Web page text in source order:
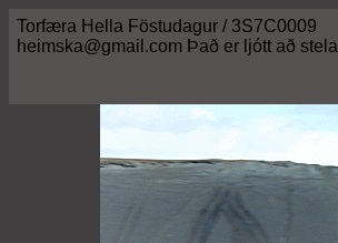
Torfæra Hella Föstudagur / 3S7C0009
heimska@gmail.com Það er ljótt að stela